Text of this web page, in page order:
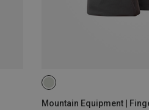
Mountain Equipment |
S